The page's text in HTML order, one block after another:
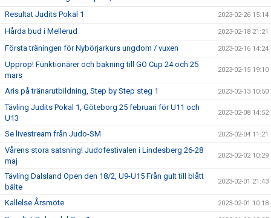
Resultat Judits Pokal 1 2023-02-26 15:14
Hårda bud i Mellerud 2023-02-18 21:21
Första träningen för Nybörjarkurs ungdom / vuxen 2023-02-16 14:24
Upprop! Funktionärer och bakning till GO Cup 24 och 25
mars
2023-02-15 19:10
Aris på tränarutbildning, Step by Step steg 1 2023-02-13 10:50
Tävling Judits Pokal 1, Göteborg 25 februari för U11 och
U13
2023-02-08 14:52
Se livestream från Judo-SM 2023-02-04 11:21
Vårens stora satsning! Judofestivalen i Lindesberg 26-28
maj
2023-02-02 10:29
Tävling Dalsland Open den 18/2, U9-U15 Från gult till blått
bälte
2023-02-01 21:43
Kallelse Årsmöte 2023-02-01 10:18